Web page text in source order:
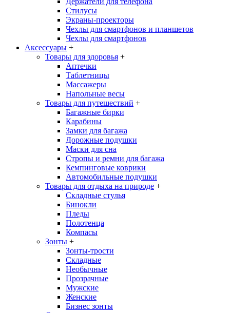
Стилусы
Экраны-проекторы
Чехлы для смартфонов и планшетов
Чехлы для смартфонов
Аксессуары +
Товары для здоровья +
Аптечки
Таблетницы
Массажеры
Напольные весы
Товары для путешествий +
Багажные бирки
Карабины
Замки для багажа
Дорожные подушки
Маски для сна
Стропы и ремни для багажа
Кемпинговые коврики
Автомобильные подушки
Товары для отдыха на природе +
Складные стулья
Бинокли
Пледы
Полотенца
Компасы
Зонты +
Зонты-трости
Складные
Необычные
Прозрачные
Мужские
Женские
Бизнес зонты